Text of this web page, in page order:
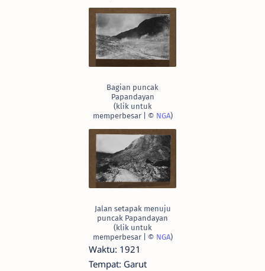
Bagian puncak
Papandayan
(klik untuk
memperbesar | © NGA)
Jalan setapak menuju
puncak Papandayan
(klik untuk
memperbesar | © NGA)
Waktu: 1921
Tempat: Garut